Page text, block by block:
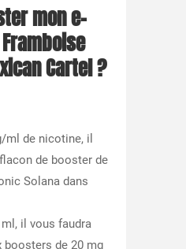
mon e-
Cartel ?
ml de nicotine, il
de booster de
Solana dans
il vous faudra
boosters de 20 mg